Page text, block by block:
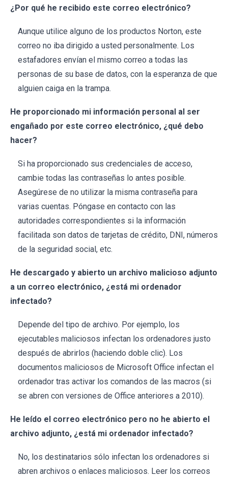
¿Por qué he recibido este correo electrónico?
Aunque utilice alguno de los productos Norton, este
correo no iba dirigido a usted personalmente. Los
estafadores envían el mismo correo a todas las
personas de su base de datos, con la esperanza de que
alguien caiga en la trampa.
He proporcionado mi información personal al ser
engañado por este correo electrónico, ¿qué debo
hacer?
Si ha proporcionado sus credenciales de acceso,
cambie todas las contraseñas lo antes posible.
Asegúrese de no utilizar la misma contraseña para
varias cuentas. Póngase en contacto con las
autoridades correspondientes si la información
facilitada son datos de tarjetas de crédito, DNI, números
de la seguridad social, etc.
He descargado y abierto un archivo malicioso adjunto
a un correo electrónico, ¿está mi ordenador
infectado?
Depende del tipo de archivo. Por ejemplo, los
ejecutables maliciosos infectan los ordenadores justo
después de abrirlos (haciendo doble clic). Los
documentos maliciosos de Microsoft Office infectan el
ordenador tras activar los comandos de las macros (si
se abren con versiones de Office anteriores a 2010).
He leído el correo electrónico pero no he abierto el
archivo adjunto, ¿está mi ordenador infectado?
No, los destinatarios sólo infectan los ordenadores si
abren archivos o enlaces maliciosos. Leer los correos